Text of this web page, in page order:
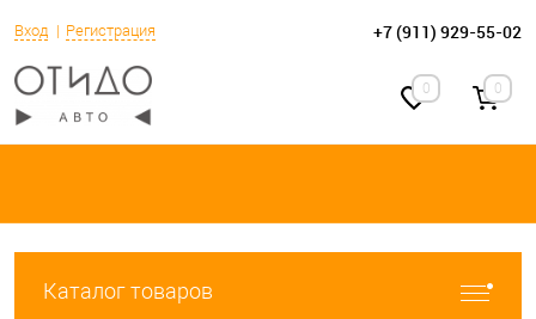
Вход Регистрация +7 (911) 929-55-02
0 0
Каталог товаров